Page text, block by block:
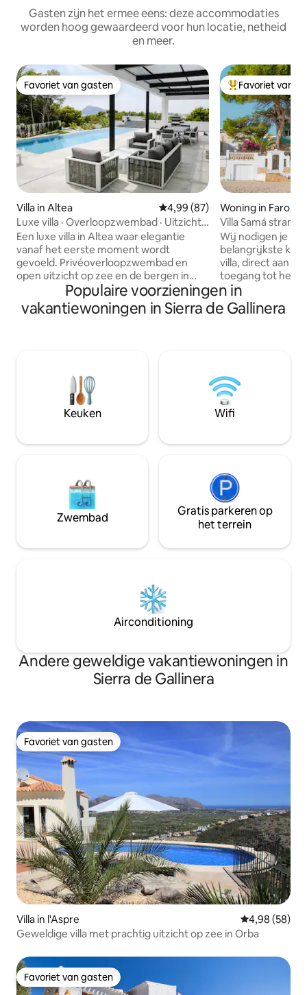
Gasten zijn het ermee eens: deze accommodaties
worden hoog gewaardeerd voor hun locatie, netheid
en meer.
Favoriet van gasten
Favoriet van gasten
Villa in Altea Gemiddelde beoordeling van
4,99 (87)
Luxe villa · Overloopzwembad · Uitzicht
op zee
Een luxe villa in Altea waar elegantie
vanaf het eerste moment wordt
gevoeld. Privéoverloopzwembad en
open uitzicht op zee en de bergen in
een exclusieve omgeving. 5
slaapkamers, 3 badkamers en 1 toilet
verdeeld over lichte, ruime interieurs,
woonwijk, op slechts enkele minuten
van het strand en de restaurants. Een
verblijf dat de verwachtingen overtreft
en waar veel gasten naar terugkeren.
Topfavoriet van
Favoriet van
Woning in Faro
Villa Samá
Wij nodigen je uit
belangrijkste
villa, direct aan
toegang tot het
Uitstekende
je te laten en
natuur op een
auto te hoeven
onze gasten een
aangenaam
en gezinnen.
Populaire voorzieningen in
vakantiewoningen in Sierra de Gallinera
Keuken Wifi
Zwembad
Gratis parkeren op
het terrein
Airconditioning
Andere geweldige vakantiewoningen in
Sierra de Gallinera
Favoriet van gasten
Favoriet van gasten
Villa in l'Aspre Gemiddelde
4,98 (58)
Geweldige villa met prachtig uitzicht op zee in Orba
Favoriet van gasten
Favoriet van gasten